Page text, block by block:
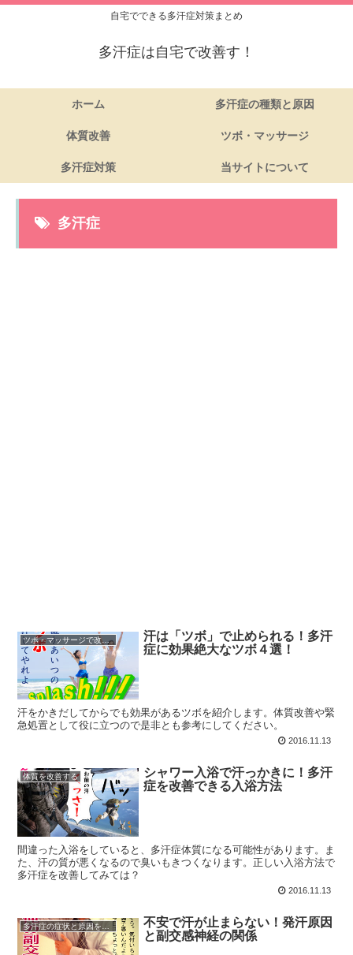
自宅でできる多汗症対策まとめ
多汗症は自宅で改善す！
ホーム 多汗症の種類と原因
体質改善 ツボ・マッサージ
多汗症対策 当サイトについて
多汗症
ツボ・マッサージで改善する
汗は「ツボ」で止められる！多汗
症に効果絶大なツボ４選！
汗をかきだしてからでも効果があるツボを紹介します。体質改善や緊
急処置として役に立つので是非とも参考にしてください。
2016.11.13
体質を改善する
シャワー入浴で汗っかきに！多汗
症を改善できる入浴方法
間違った入浴をしていると、多汗症体質になる可能性があります。ま
た、汗の質が悪くなるので臭いもきつくなります。正しい入浴方法で
多汗症を改善してみては？
2016.11.13
不安で汗が止まらない！発汗原因
と副交感神経の関係